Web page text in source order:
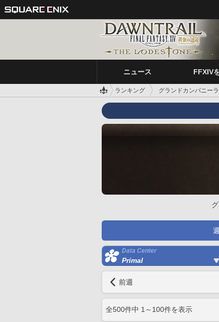
ニュース FFXIV
ランキング グランドカンパニー
Data Center
Primal
前週
全500件中 1 ～ 100件を表示